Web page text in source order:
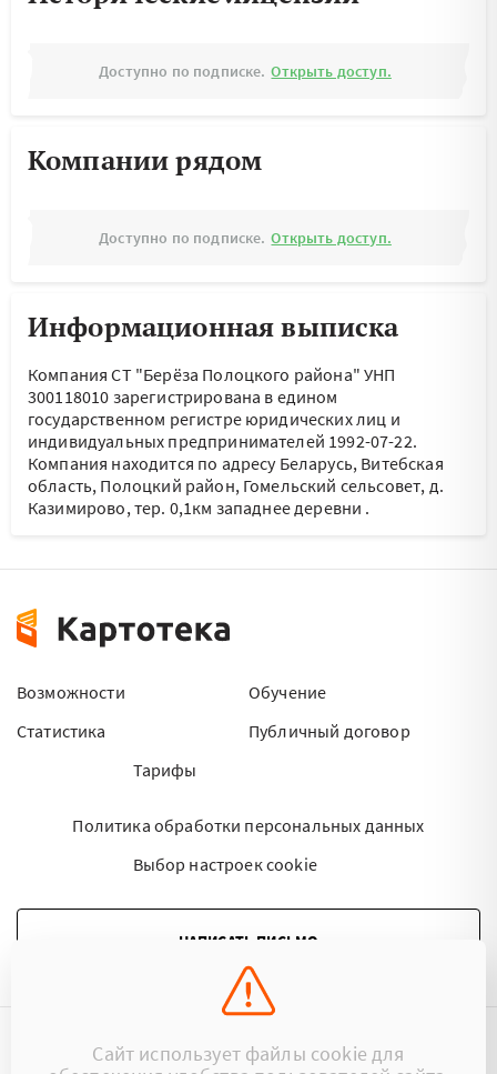
Доступно по подписке. Открыть доступ.
Компании рядом
Доступно по подписке. Открыть доступ.
Информационная выписка
Компания СТ "Берёза Полоцкого района" УНП
300118010 зарегистрирована в едином
государственном регистре юридических лиц и
индивидуальных предпринимателей 1992-07-22.
Компания находится по адресу Беларусь, Витебская
область, Полоцкий район, Гомельский сельсовет, д.
Казимирово, тер. 0,1км западнее деревни .
Возможности
Статистика
Тарифы
Обучение
Публичный договор
Политика обработки персональных данных
Выбор настроек cookie
НАПИСАТЬ ПИСЬМО
©2015 - 2026 Kartoteka.by Все права защищены.
Сайт использует файлы cookie для